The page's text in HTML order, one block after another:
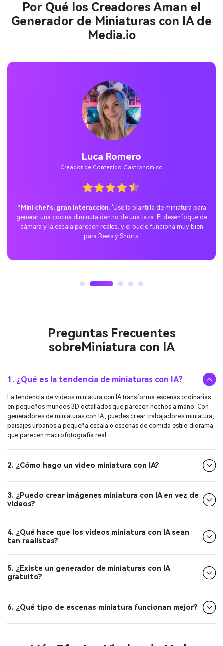
Por Qué los Creadores Aman el
Generador de Miniaturas con IA de
Media.io
Noah Williams
Artista de Stop-Motion
“Más rápido que construir decorados.”Ahora hago
storyboards en Media.io. Mercados callejeros en miniatura, trenes
a escala de juguete, todo desde prompts. El efecto tilt-shift
transmite el ambiente miniatura sin necesidad de accesorios
Preguntas Frecuentes
sobre Miniatura con IA
1. ¿Qué es la tendencia de miniaturas con IA?
La tendencia de videos miniatura con IA transforma escenas ordinarias
en pequeños mundos 3D detallados que parecen hechos a mano. Con
generadores de miniaturas con IA, puedes crear trabajadores miniatura,
paisajes urbanos a pequeña escala o escenas de comida estilo diorama
que parecen macrofotografía real.
2. ¿Cómo hago un video miniatura con IA?
3. ¿Puedo crear imágenes miniatura con IA en vez de
videos?
4. ¿Qué hace que los videos miniatura con IA sean
tan realistas?
5. ¿Existe un generador de miniaturas con IA
gratuito?
6. ¿Qué tipo de escenas miniatura funcionan mejor?